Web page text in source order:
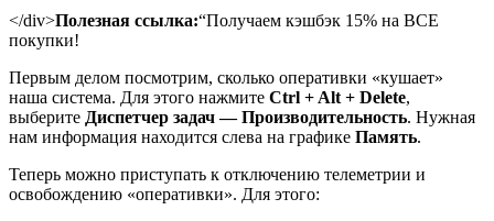
</div>Полезная ссылка:“Получаем кэшбэк 15% на ВСЕ
покупки!
Первым делом посмотрим, сколько оперативки «кушает»
наша система. Для этого нажмите Ctrl + Alt + Delete,
выберите Диспетчер задач — Производительность. Нужная
нам информация находится слева на графике Память.
Теперь можно приступать к отключению телеметрии и
освобождению «оперативки». Для этого: